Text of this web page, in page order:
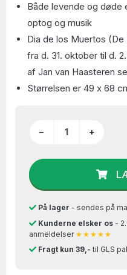
Både levende og døde
optog og musik
Dia de los Muertos
fra d. 31. oktober til d.
af Jan van Haasteren
Størrelsen er 49 x 68
− +
På lager - sendes på
Kunderne elsker os-
anmeldelser ★★★★★
Fragt kun 39,- til GLS